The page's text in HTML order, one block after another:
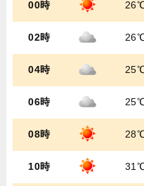
00時
02時
04時
06時
08時
10時